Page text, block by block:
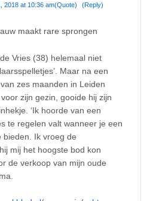
2018 at 10:36 am(Quote) (Reply)
maakt rare sprongen
Vries (38) helemaal niet
Maar na een
zes maanden in Leiden
zijn gezin, gooide hij zijn
‘Ik hoorde van een
te regelen valt wanneer je een
bieden. Ik vroeg de
mij het hoogste bod kon
de verkoop van mijn oude